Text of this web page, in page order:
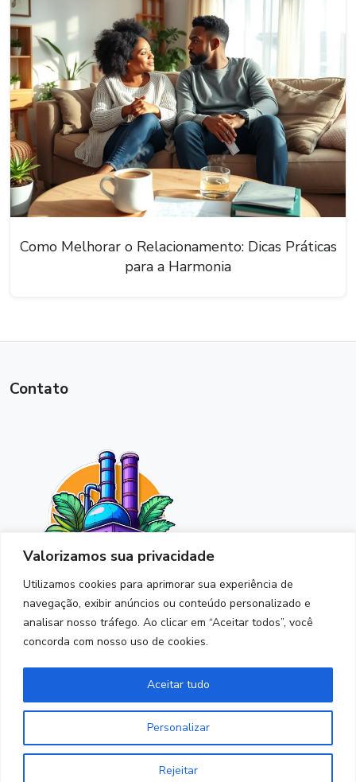
Valorizamos sua privacidade
Utilizamos cookies para aprimorar sua experiência de
navegação, exibir anúncios ou conteúdo personalizado e
analisar nosso tráfego. Ao clicar em “Aceitar todos”, você
concorda com nosso uso de cookies.
Personalizar
Rejeitar
Aceitar tudo
Como Melhorar o Relacionamento: Dicas Práticas
para a Harmonia
Contato
contato@fabricadestickers.com.br
Pack de figurinhas
Institucional